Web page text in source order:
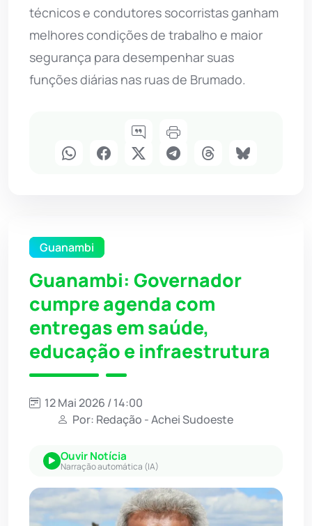
técnicos e condutores socorristas ganham
melhores condições de trabalho e maior
segurança para desempenhar suas
funções diárias nas ruas de Brumado.
Guanambi
Guanambi: Governador
cumpre agenda com
entregas em saúde,
educação e infraestrutura
12 Mai 2026 / 14:00
Por: Redação - Achei Sudoeste
Ouvir Notícia
Narração automática (IA)